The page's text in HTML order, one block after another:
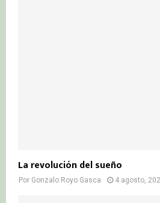
La revolución del sueño
Por Gonzalo Royo Gasca 4 agosto,